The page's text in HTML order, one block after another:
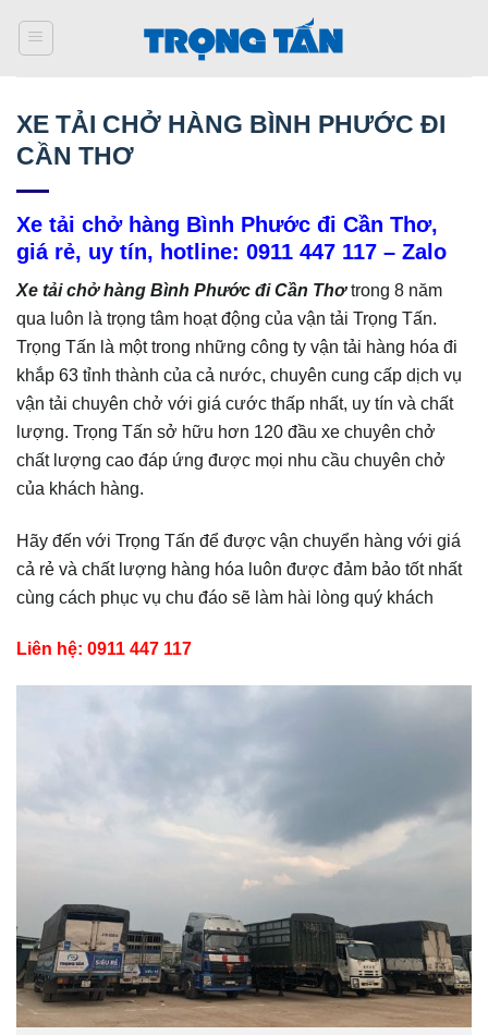
qua
XE TẢI CHỞ HÀNG BÌNH PHƯỚC ĐI
CẦN THƠ
Xe tải chở hàng Bình Phước đi Cần Thơ,
giá rẻ, uy tín, hotline: 0911 447 117 – Zalo
Xe tải chở hàng Bình Phước đi Cần Thơtrong 8 năm
qua luôn là trọng tâm hoạt động của vận tải Trọng Tấn.
Trọng Tấn là một trong những công ty vận tải hàng hóa đi
khắp 63 tỉnh thành của cả nước, chuyên cung cấp dịch vụ
vận tải chuyên chở với giá cước thấp nhất, uy tín và chất
lượng. Trọng Tấn sở hữu hơn 120 đầu xe chuyên chở
chất lượng cao đáp ứng được mọi nhu cầu chuyên chở
của khách hàng.
Hãy đến với Trọng Tấn để được vận chuyển hàng với giá
cả rẻ và chất lượng hàng hóa luôn được đảm bảo tốt nhất
cùng cách phục vụ chu đáo sẽ làm hài lòng quý khách
Liên hệ: 0911 447 117